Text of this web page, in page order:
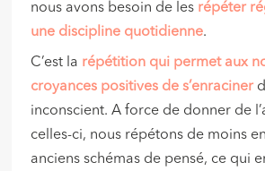
nous avons besoin de les répéter
une discipline quotidienne.
C’est la répétition qui permet aux
croyances positives de s’enraciner
inconscient. A force de donner de
celles-ci, nous répétons de moins
anciens schémas de pensé, ce qui